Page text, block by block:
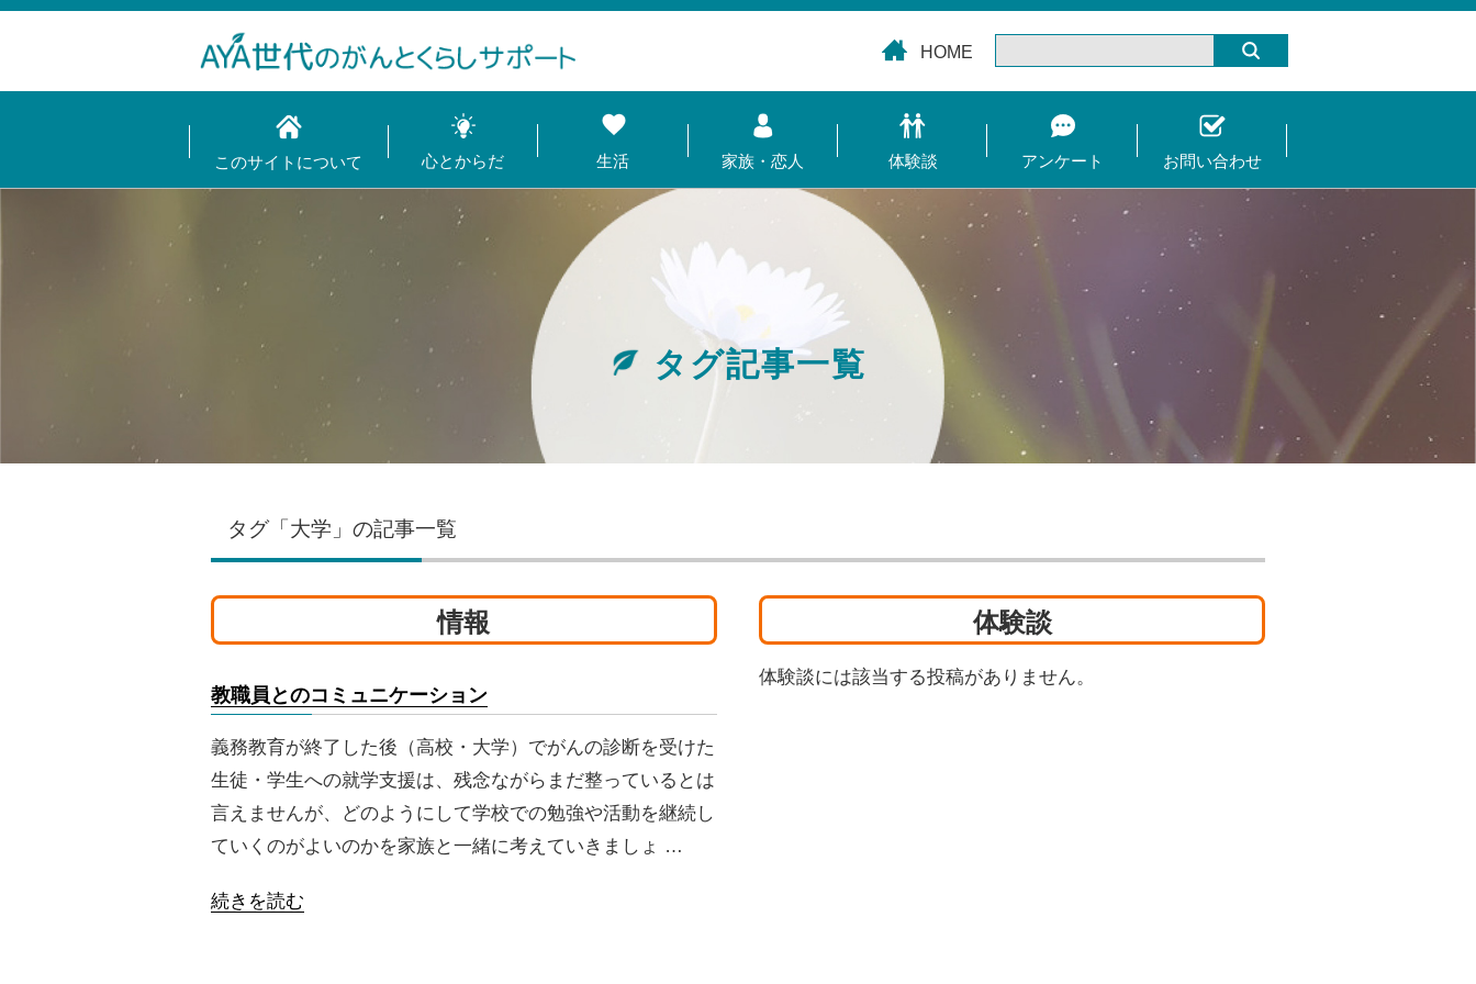
HOME
このサイトについて 心とからだ 生活 家族・恋人 体験談 アンケート お問い合わせ
タグ記事一覧
タグ「大学」の記事一覧
情報
教職員とのコミュニケーション
義務教育が終了した後（高校・大学）でがんの診断を受けた
生徒・学生への就学支援は、残念ながらまだ整っているとは
言えませんが、どのようにして学校での勉強や活動を継続し
ていくのがよいのかを家族と一緒に考えていきましょ …
続きを読む
体験談
体験談には該当する投稿がありません。